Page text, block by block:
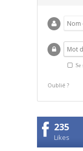
Se
Oublié ?
235
Likes